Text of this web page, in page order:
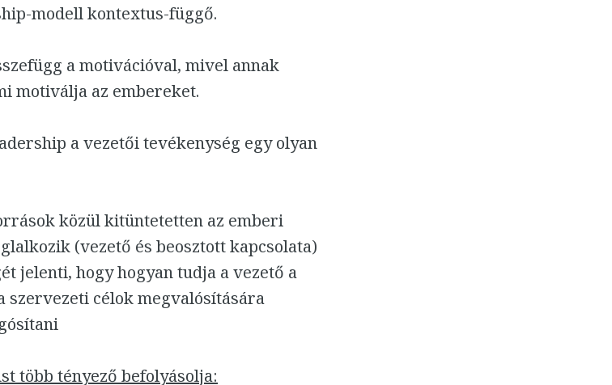
modell kontextus-függő.
a motivációval, mivel annak
motiválja az embereket.
a vezetői tevékenység egy olyan
közül kitüntetetten az emberi
(vezető és beosztott kapcsolata)
jelenti, hogy hogyan tudja a vezető a
szervezeti célok megvalósítására
több tényező befolyásolja: